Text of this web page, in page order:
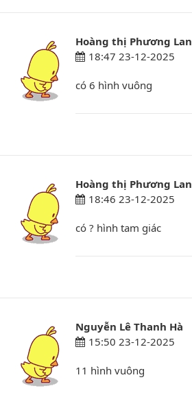
Hoàng thị Phương Lan
18:47 23-12-2025
có 6 hình vuông
Hoàng thị Phương Lan
18:46 23-12-2025
có ? hình tam giác
Nguyễn Lê Thanh Hà
15:50 23-12-2025
11 hình vuông